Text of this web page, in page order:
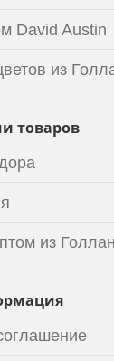
David Austin
из
товаров
из